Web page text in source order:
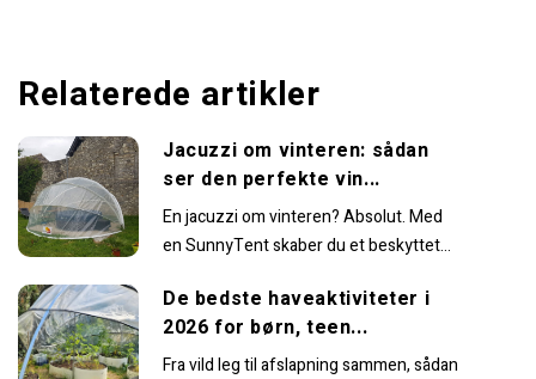
Relaterede artikler
Jacuzzi om vinteren: sådan
ser den perfekte vin...
En jacuzzi om vinteren? Absolut. Med
en SunnyTent skaber du et beskyttet
varme...
De bedste haveaktiviteter i
2026 for børn, teen...
Fra vild leg til afslapning sammen, sådan